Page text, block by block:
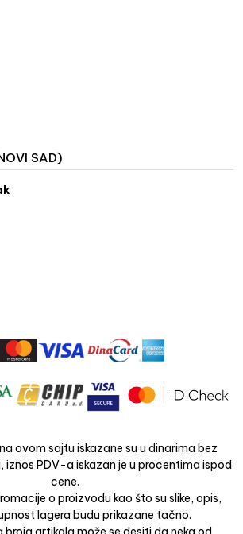
SAD)
ovom sajtu iskazane su u dinarima bez
PDV-a iskazan je u procentima ispod
cene.
o proizvodu kao što su slike, opis,
lagera budu prikazane tačno.